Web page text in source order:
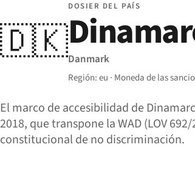
🇩🇰
DOSIER DEL PAÍS
Danmark
Región: eu · Moneda de las
El marco de accesibilidad de
2018, que transpone la WAD (LOV
constitucional de no discriminación.